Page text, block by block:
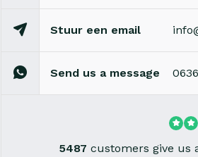
Stuur een email
Send us a message
5487 customers give us